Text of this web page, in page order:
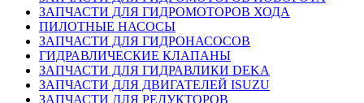
ЗАПЧАСТИ ДЛЯ ГИДРОМОТОРОВ ХОДА
ПИЛОТНЫЕ НАСОСЫ
ЗАПЧАСТИ ДЛЯ ГИДРОНАСОСОВ
ГИДРАВЛИЧЕСКИЕ КЛАПАНЫ
ЗАПЧАСТИ ДЛЯ ГИДРАВЛИКИ DEKA
ЗАПЧАСТИ ДЛЯ ДВИГАТЕЛЕЙ ISUZU
ЗАПЧАСТИ ДЛЯ РЕДУКТОРОВ